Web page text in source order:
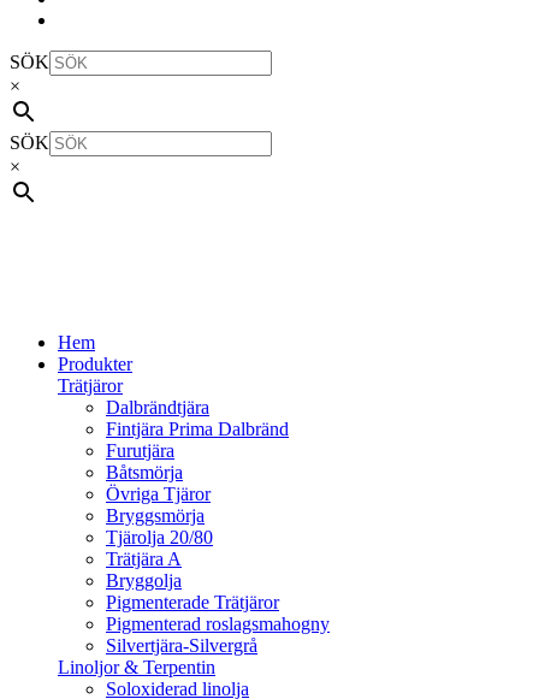
SÖK
×
SÖK
×
Hem
Produkter
Trätjäror
Dalbrändtjära
Fintjära Prima Dalbränd
Furutjära
Båtsmörja
Övriga Tjäror
Bryggsmörja
Tjärolja 20/80
Trätjära A
Bryggolja
Pigmenterade Trätjäror
Pigmenterad roslagsmahogny
Silvertjära-Silvergrå
Linoljor & Terpentin
Soloxiderad linolja